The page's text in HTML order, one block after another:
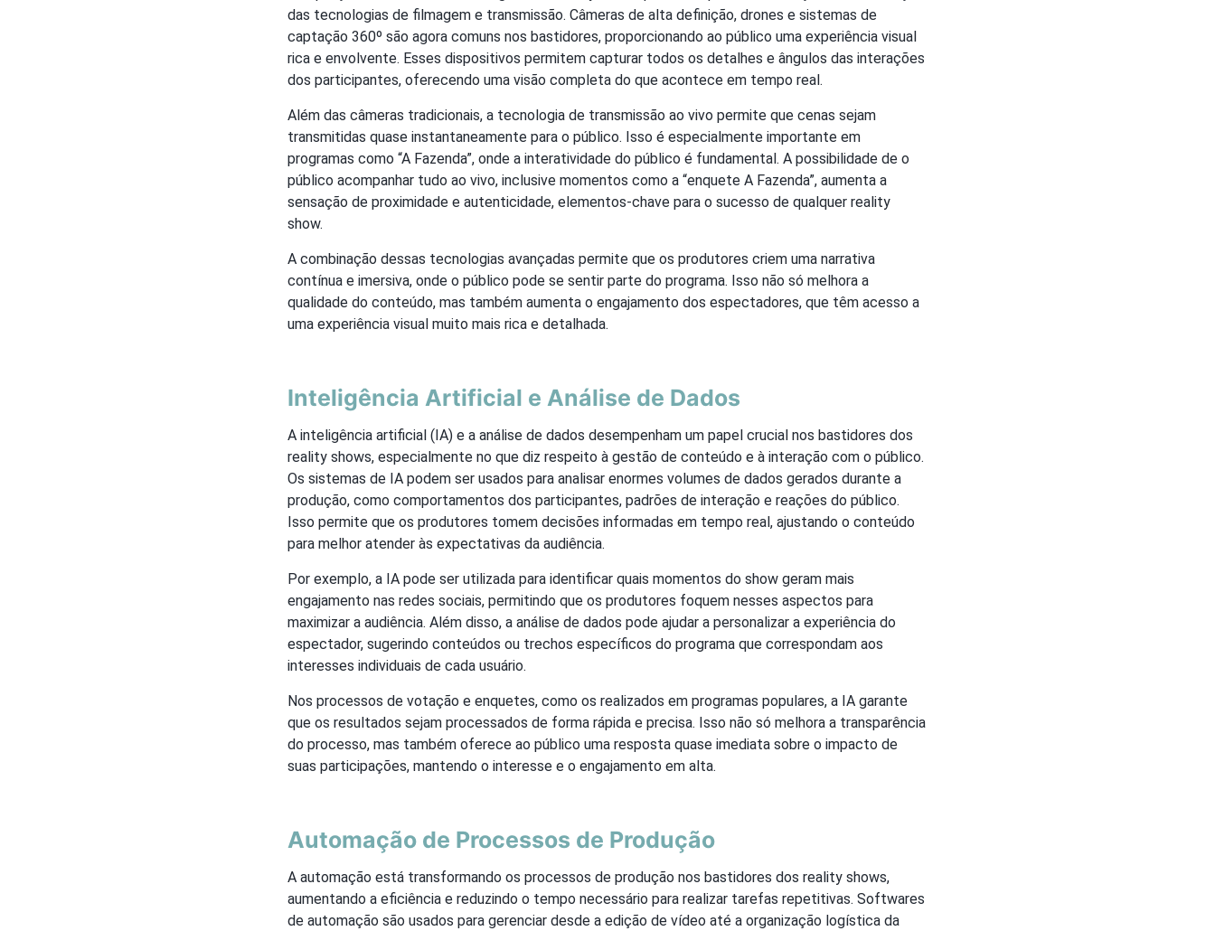
das tecnologias de filmagem e transmissão. Câmeras de alta definição, drones e sistemas de
captação 360º são agora comuns nos bastidores, proporcionando ao público uma experiência visual
rica e envolvente. Esses dispositivos permitem capturar todos os detalhes e ângulos das interações
dos participantes, oferecendo uma visão completa do que acontece em tempo real.
Além das câmeras tradicionais, a tecnologia de transmissão ao vivo permite que cenas sejam
transmitidas quase instantaneamente para o público. Isso é especialmente importante em
programas como “A Fazenda”, onde a interatividade do público é fundamental. A possibilidade de o
público acompanhar tudo ao vivo, inclusive momentos como a “enquete A Fazenda”, aumenta a
sensação de proximidade e autenticidade, elementos-chave para o sucesso de qualquer reality
show.
A combinação dessas tecnologias avançadas permite que os produtores criem uma narrativa
contínua e imersiva, onde o público pode se sentir parte do programa. Isso não só melhora a
qualidade do conteúdo, mas também aumenta o engajamento dos espectadores, que têm acesso a
uma experiência visual muito mais rica e detalhada.
Inteligência Artificial e Análise de Dados
A inteligência artificial (IA) e a análise de dados desempenham um papel crucial nos bastidores dos
reality shows, especialmente no que diz respeito à gestão de conteúdo e à interação com o público.
Os sistemas de IA podem ser usados para analisar enormes volumes de dados gerados durante a
produção, como comportamentos dos participantes, padrões de interação e reações do público.
Isso permite que os produtores tomem decisões informadas em tempo real, ajustando o conteúdo
para melhor atender às expectativas da audiência.
Por exemplo, a IA pode ser utilizada para identificar quais momentos do show geram mais
engajamento nas redes sociais, permitindo que os produtores foquem nesses aspectos para
maximizar a audiência. Além disso, a análise de dados pode ajudar a personalizar a experiência do
espectador, sugerindo conteúdos ou trechos específicos do programa que correspondam aos
interesses individuais de cada usuário.
Nos processos de votação e enquetes, como os realizados em programas populares, a IA garante
que os resultados sejam processados de forma rápida e precisa. Isso não só melhora a transparência
do processo, mas também oferece ao público uma resposta quase imediata sobre o impacto de
suas participações, mantendo o interesse e o engajamento em alta.
Automação de Processos de Produção
A automação está transformando os processos de produção nos bastidores dos reality shows,
aumentando a eficiência e reduzindo o tempo necessário para realizar tarefas repetitivas. Softwares
de automação são usados para gerenciar desde a edição de vídeo até a organização logística da